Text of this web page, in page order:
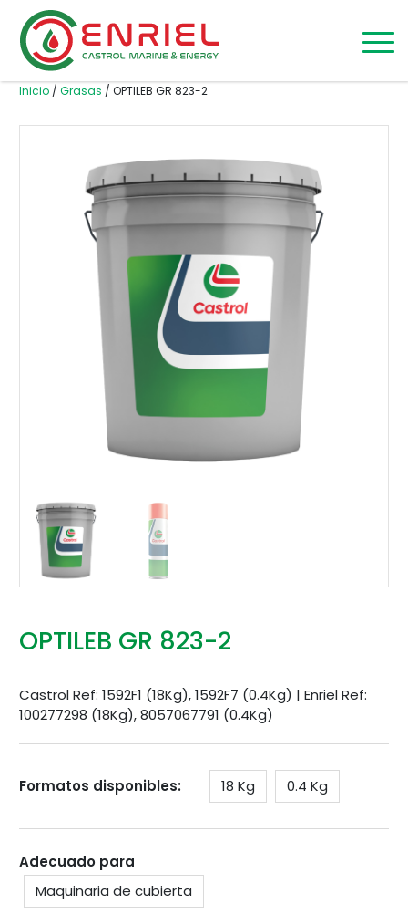
Skip to content
Inicio/ Grasas / OPTILEB GR 823-2
OPTILEB GR 823-2
Castrol Ref: 1592F1 (18Kg), 1592F7 (0.4Kg) | Enriel Ref:
100277298 (18Kg), 8057067791 (0.4Kg)
Formatos disponibles: 18 Kg 0.4 Kg
Adecuado para
Maquinaria de cubierta